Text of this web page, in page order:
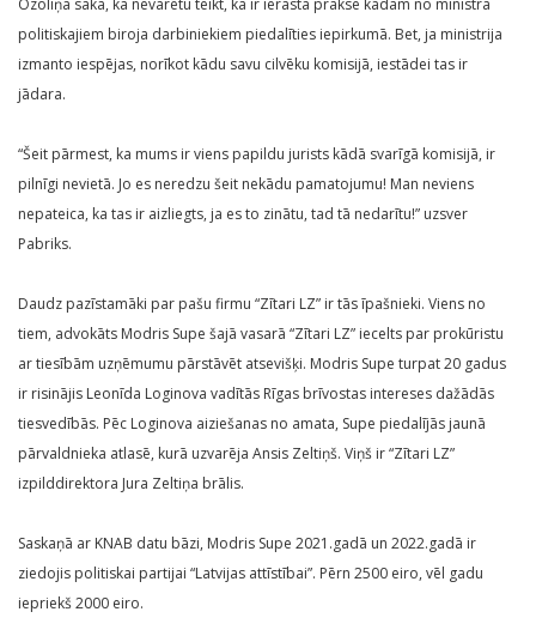
Ozoliņa saka, ka nevarētu teikt, ka ir ierasta prakse kādam no ministra
politiskajiem biroja darbiniekiem piedalīties iepirkumā. Bet, ja ministrija
izmanto iespējas, norīkot kādu savu cilvēku komisijā, iestādei tas ir
jādara.
“Šeit pārmest, ka mums ir viens papildu jurists kādā svarīgā komisijā, ir
pilnīgi nevietā. Jo es neredzu šeit nekādu pamatojumu! Man neviens
nepateica, ka tas ir aizliegts, ja es to zinātu, tad tā nedarītu!” uzsver
Pabriks.
Daudz pazīstamāki par pašu firmu “Zītari LZ” ir tās īpašnieki. Viens no
tiem, advokāts Modris Supe šajā vasarā “Zītari LZ” iecelts par prokūristu
ar tiesībām uzņēmumu pārstāvēt atsevišķi. Modris Supe turpat 20 gadus
ir risinājis Leonīda Loginova vadītās Rīgas brīvostas intereses dažādās
tiesvedībās. Pēc Loginova aiziešanas no amata, Supe piedalījās jaunā
pārvaldnieka atlasē, kurā uzvarēja Ansis Zeltiņš. Viņš ir “Zītari LZ”
izpilddirektora Jura Zeltiņa brālis.
Saskaņā ar KNAB datu bāzi, Modris Supe 2021.gadā un 2022.gadā ir
ziedojis politiskai partijai “Latvijas attīstībai”. Pērn 2500 eiro, vēl gadu
iepriekš 2000 eiro.